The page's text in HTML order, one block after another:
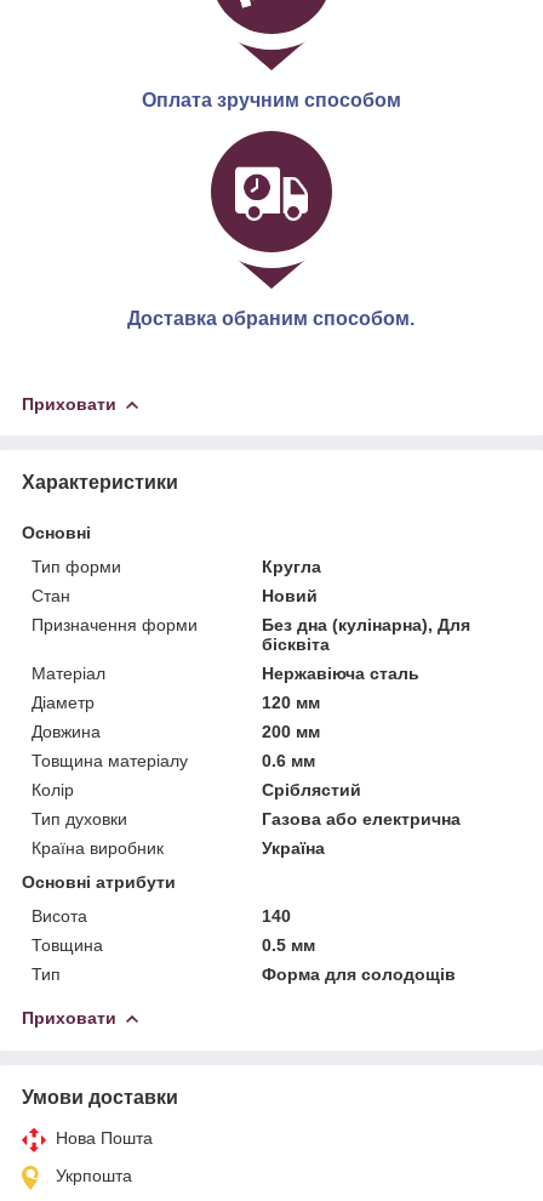
Оплата зручним способом
Доставка обраним способом.
Приховати
Характеристики
Основні
Тип форми
Кругла
Стан
Новий
Призначення форми
Без дна (кулінарна), Для
бісквіта
Матеріал
Нержавіюча сталь
Діаметр
120 мм
Довжина
200 мм
Товщина матеріалу
0.6 мм
Колір
Сріблястий
Тип духовки
Газова або електрична
Країна виробник
Україна
Основні атрибути
Висота
140
Товщина
0.5 мм
Тип
Форма для солодощів
Приховати
Умови доставки
Нова Пошта
Укрпошта